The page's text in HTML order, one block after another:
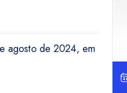
agosto de 2024, em